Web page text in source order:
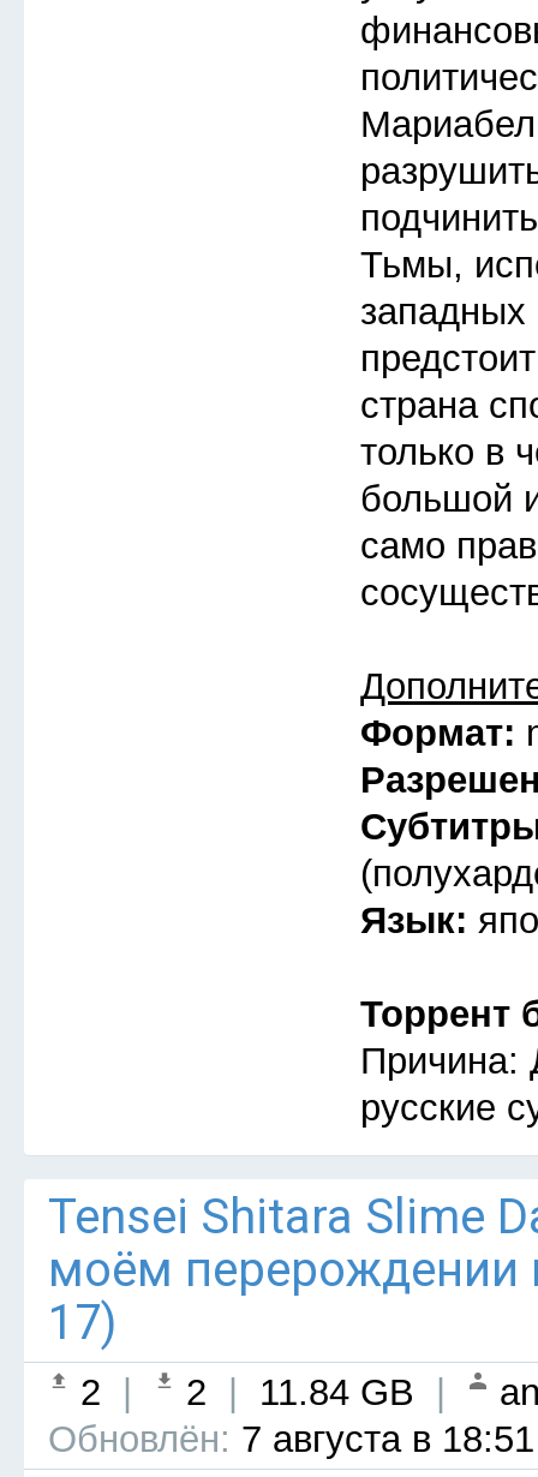
Тьмы,
страна
только в
большой
само
Формат:
Язык:
Торрент
Причина:
русские
Tensei Shitara Slime
моём перерождении
17)
2 2 11.84 GB
Обновлён: 7 августа в 18:51